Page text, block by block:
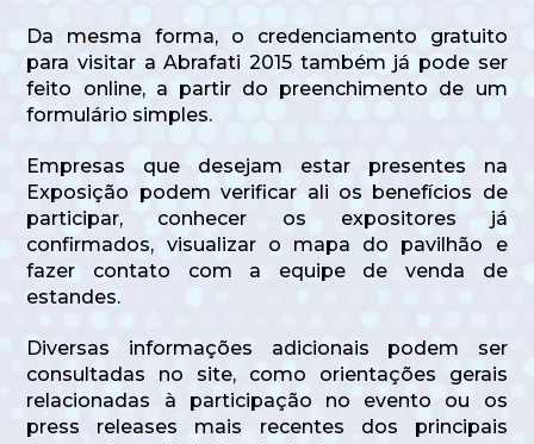
Da mesma forma, o credenciamento gratuito
para visitar a Abrafati 2015 também já pode ser
feito online, a partir do preenchimento de um
formulário simples.
Empresas que desejam estar presentes na
Exposição podem verificar ali os benefícios de
participar, conhecer os expositores já
confirmados, visualizar o mapa do pavilhão e
fazer contato com a equipe de venda de
estandes.
Diversas informações adicionais podem ser
consultadas no site, como orientações gerais
relacionadas à participação no evento ou os
press releases mais recentes dos principais